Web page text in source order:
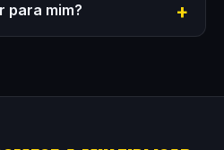
para mim?